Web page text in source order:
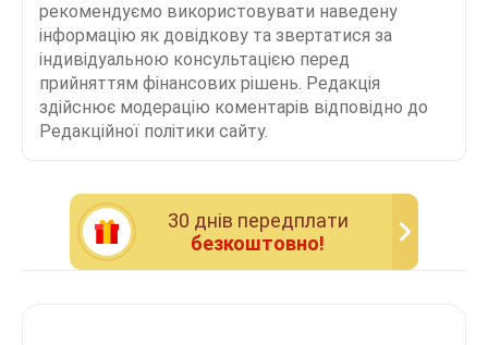
рекомендуємо використовувати наведену
інформацію як довідкову та звертатися за
індивідуальною консультацією перед
прийняттям фінансових рішень. Редакція
здійснює модерацію коментарів відповідно до
Редакційної політики сайту.
30 днiв передплати
безкоштовно!